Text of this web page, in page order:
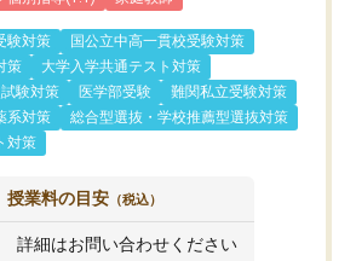
験対策
国公立中高一貫校受験対策
策
大学入学共通テスト対策
験対策
医学部受験
難関私立受験対策
系対策
総合型選抜・学校推薦型選抜対策
対策
授業料の目安 （税込）
詳細はお問い合わせください